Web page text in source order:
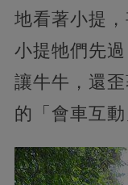
地看著小提
小提牠們先
讓牛牛，還
的「會車互動